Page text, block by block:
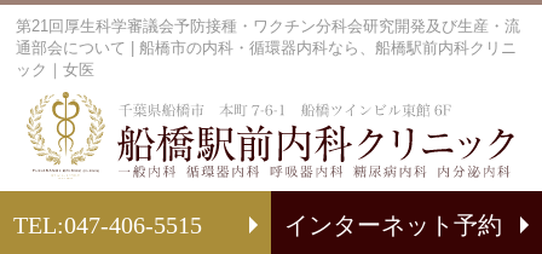
第21回厚生科学審議会予防接種・ワクチン分科会研究開発及び生産・流
通部会について | 船橋市の内科・循環器内科なら、船橋駅前内科クリニ
ック｜女医
TEL:047-406-5515 インターネット予約